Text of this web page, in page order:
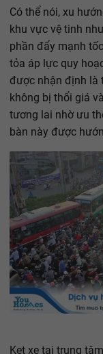
Có thể nói, xu
khu vực vệ tinh
phần đẩy mạnh
tỏa áp lực quy
được nhận định là
không bị thổi giá
tương lai nhờ ưu
bàn này được
Kẹt xe tại trung